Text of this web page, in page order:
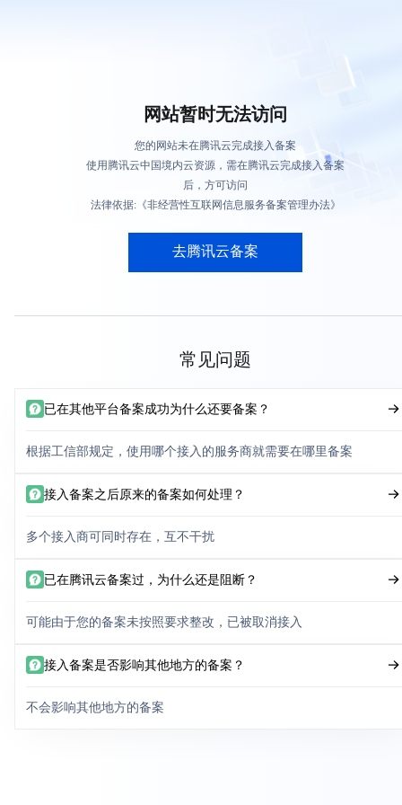
网站暂时无法访问
您的网站未在腾讯云完成接入备案
使用腾讯云中国境内云资源，需在腾讯云完成接入备案
后，方可访问
法律依据:《非经营性互联网信息服务备案管理办法》
去腾讯云备案
常见问题
已在其他平台备案成功为什么还要备案？
根据工信部规定，使用哪个接入的服务商就需要在哪里备案
接入备案之后原来的备案如何处理？
多个接入商可同时存在，互不干扰
已在腾讯云备案过，为什么还是阻断？
可能由于您的备案未按照要求整改，已被取消接入
接入备案是否影响其他地方的备案？
不会影响其他地方的备案